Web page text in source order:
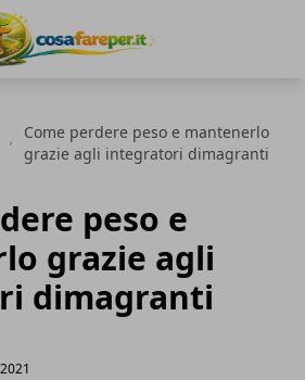
Come perdere peso e mantenerlo
grazie agli integratori dimagranti
peso e
grazie agli
dimagranti